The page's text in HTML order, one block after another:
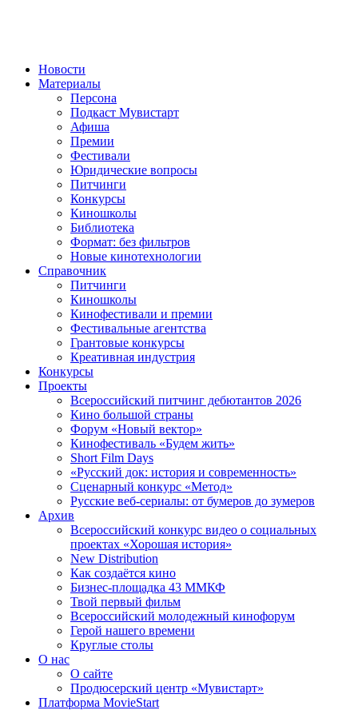
Новости
Материалы
Персона
Подкаст Мувистарт
Афиша
Премии
Фестивали
Юридические вопросы
Питчинги
Конкурсы
Киношколы
Библиотека
Формат: без фильтров
Новые кинотехнологии
Справочник
Питчинги
Киношколы
Кинофестивали и премии
Фестивальные агентства
Грантовые конкурсы
Креативная индустрия
Конкурсы
Проекты
Всероссийский питчинг дебютантов 2026
Кино большой страны
Форум «Новый вектор»
Кинофестиваль «Будем жить»
Short Film Days
«Русский док: история и современность»
Сценарный конкурс «Метод»
Русские веб-сериалы: от бумеров до зумеров
Архив
Всероссийский конкурс видео о социальных
проектах «Хорошая история»
New Distribution
Как создаётся кино
Бизнес-площадка 43 ММКФ
Твой первый фильм
Всероссийский молодежный кинофорум
Герой нашего времени
Круглые столы
О нас
О сайте
Продюсерский центр «Мувистарт»
Платформа MovieStart